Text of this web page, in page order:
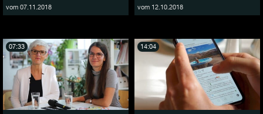
vom 07.11.2018 vom 12.10.2018
07:33 14:04